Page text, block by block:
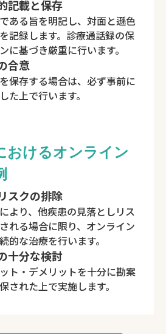
記載と保存
ある旨を明記し、対面と遜色
記録します。診療通話録の保
に基づき厳重に行います。
合意
保存する場合は、必ず事前に
た上で行います。
おけるオンライン
スクの排除
より、他疾患の見落としリス
れる場合に限り、オンライン
的な治療を行います。
十分な検討
ト・デメリットを十分に勘案
された上で実施します。